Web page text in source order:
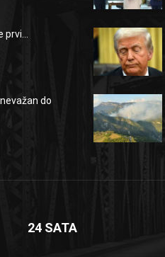
do
24 SATA